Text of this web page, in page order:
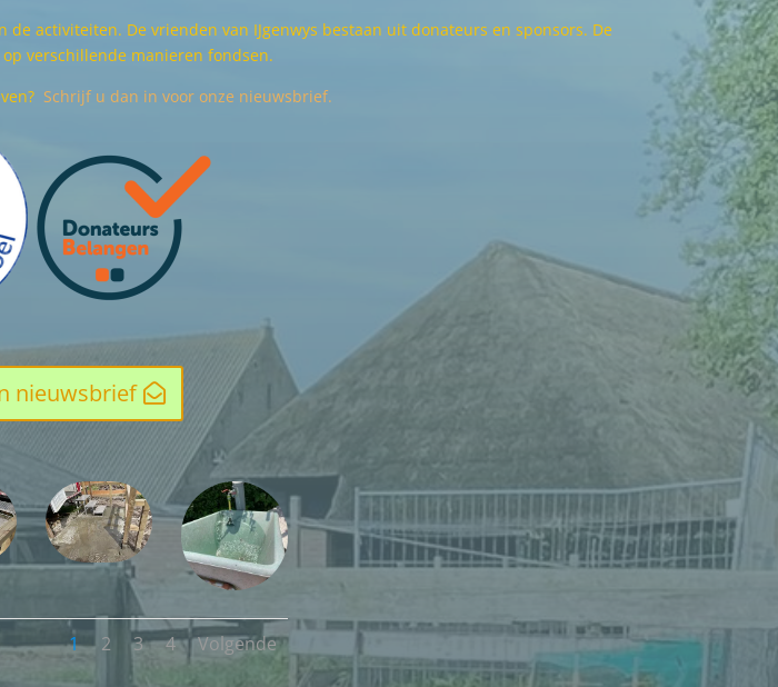
activiteiten. De vrienden van IJgenwys bestaan uit donateurs en sponsors. De
verschillende manieren fondsen.
Schrijf u dan in voor onze nieuwsbrief.
nieuwsbrief
1 2 3 4 Volgende